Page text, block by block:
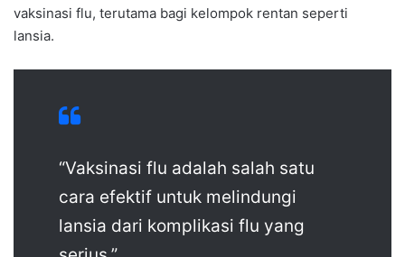
vaksinasi flu, terutama bagi kelompok rentan seperti
lansia.
“Vaksinasi flu adalah salah satu
cara efektif untuk melindungi
lansia dari komplikasi flu yang